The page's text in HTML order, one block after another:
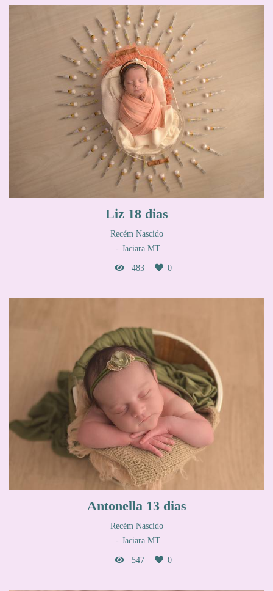
Liz 18 dias
Recém Nascido
Jaciara MT
483 0
Antonella 13 dias
Recém Nascido
Jaciara MT
547 0